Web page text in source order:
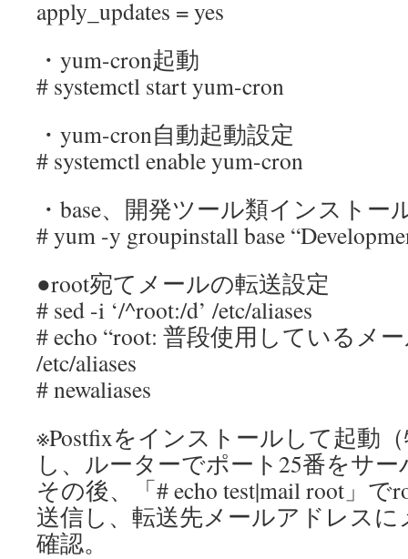
apply_updates = yes
・yum-cron起動
# systemctl start yum-cron
・yum-cron自動起動設定
# systemctl enable yum-cron
・base、開発ツール類インストー
# yum -y groupinstall base
●root宛てメールの転送設定
# sed -i ‘/^root:/d’ /etc/aliases
# echo “root: 普段使用しているメ
/etc/aliases
# newaliases
※Postfixをインストールして起動
し、ルーターでポート25番をサ
その後、「# echo test|mail root」
送信し、転送先メールアドレス
確認。